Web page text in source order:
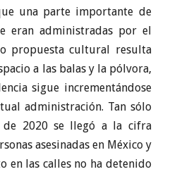
una parte importante de
eran administradas por el
propuesta cultural resulta
a las balas y la pólvora,
sigue incrementándose
administración. Tan sólo
2020 se llegó a la cifra
asesinadas en México y
en las calles no ha detenido